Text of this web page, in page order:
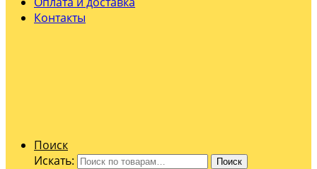
Контакты
Поиск
Искать:
Поиск